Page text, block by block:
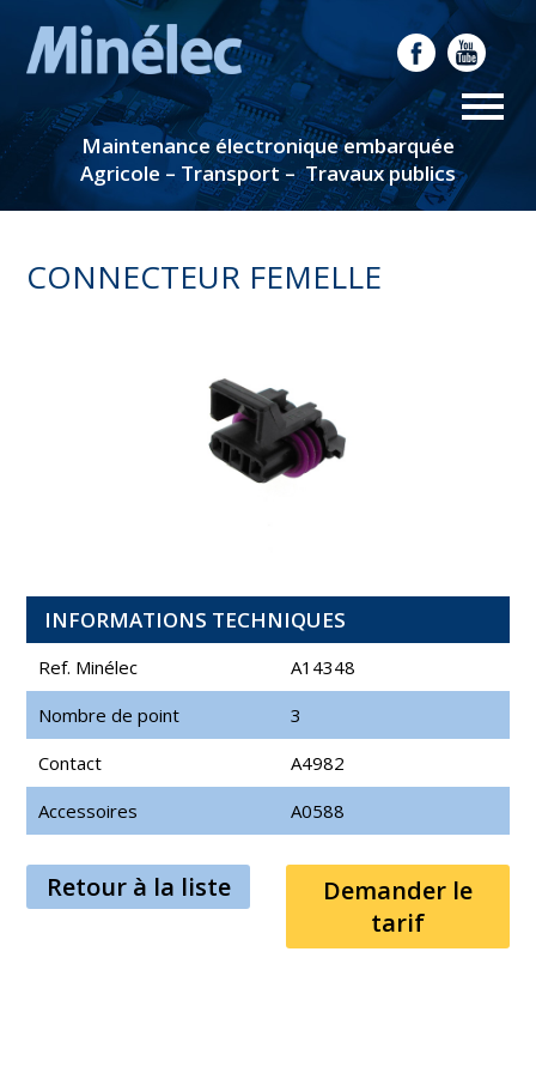
Maintenance électronique embarquée
Agricole – Transport – Travaux publics
CONNECTEUR FEMELLE
INFORMATIONS TECHNIQUES
Ref. Minélec
A14348
Nombre de point
3
Contact
A4982
Accessoires
A0588
Retour à la liste
Demander le
tarif